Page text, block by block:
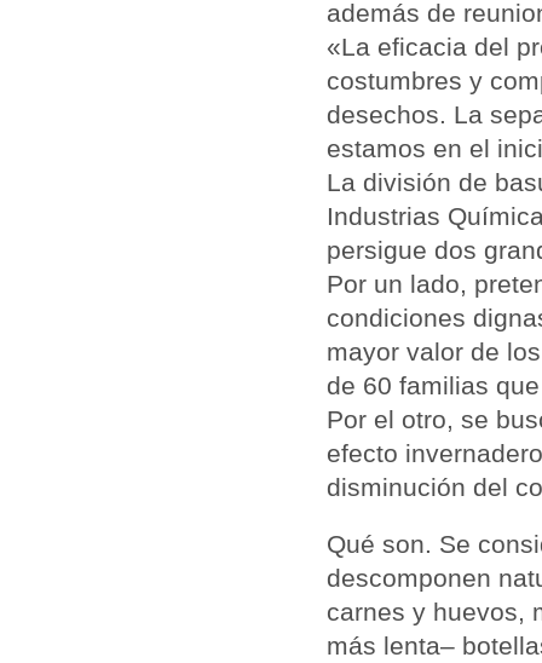
además de
«La eficacia del
costumbres y
desechos. La
estamos en el
La división de
Industrias
persigue dos
Por un lado,
condiciones
mayor valor de
de 60 familias
Por el otro, se
efecto
disminución del
Qué son. Se
descomponen
carnes y huevos,
más lenta–